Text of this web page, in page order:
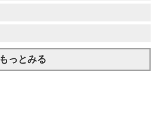
もっとみる